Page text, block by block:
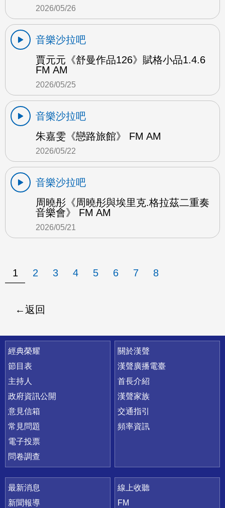
2026/05/26
音樂沙拉吧
賈元元《舒曼作品126》賦格小品1.4.6
FM AM
2026/05/25
音樂沙拉吧
朱嘉雯《戀路旅館》 FM AM
2026/05/22
音樂沙拉吧
周曉彤《周曉彤與埃里克.格拉茲二重奏
音樂會》 FM AM
2026/05/21
1 2 3 4 5 6 7 8
返回
快速連結
經典榮耀
節目表
主持人
政府資訊公開
意見信箱
常見問題
電子投票
問卷調查
關於漢聲
漢聲廣播電臺
首長介紹
漢聲家族
交通指引
頻率資訊
最新消息
新聞報導
線上收聽
FM